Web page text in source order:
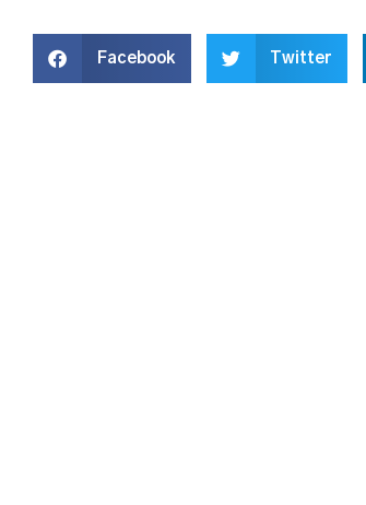
Facebook Twitter